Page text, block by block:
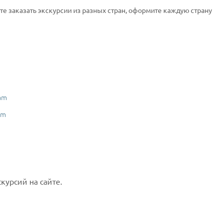
заказать экскурсии из разных стран, оформите каждую страну
на сайте.